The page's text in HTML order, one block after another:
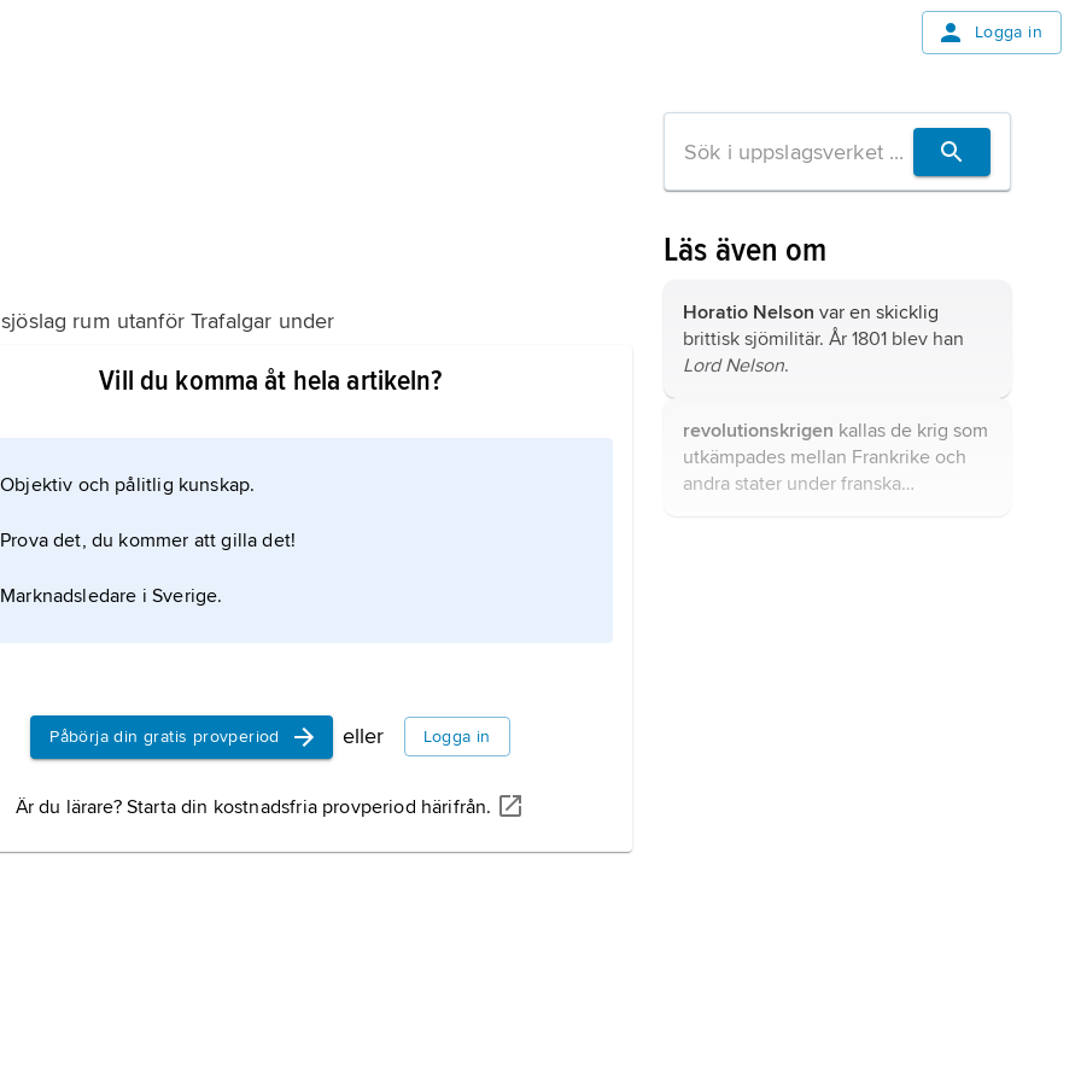
Logga in
rum utanför Trafalgar under
sidan och franska och spanska skepp på den
Villeneuve ledde en förenad fransk och spansk flotta.
Vill du komma åt hela artikeln?
Objektiv och pålitlig kunskap.
Prova det, du kommer att gilla det!
Marknadsledare i Sverige.
Påbörja din gratis provperiod eller Logga in
Är du lärare? Starta din kostnadsfria provperiod härifrån.
Läs även om
Horatio Nelson var en skicklig
brittisk sjömilitär. År 1801 blev han
Lord Nelson.
revolutionskrigen kallas de krig som
utkämpades mellan Frankrike och
andra stater under franska